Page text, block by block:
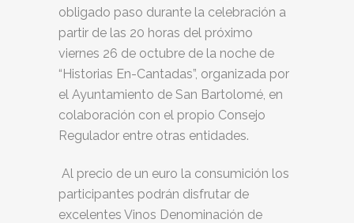
obligado paso durante la celebración a
partir de las 20 horas del próximo
viernes 26 de octubre de la noche de
“Historias En-Cantadas”, organizada por
el Ayuntamiento de San Bartolomé, en
colaboración con el propio Consejo
Regulador entre otras entidades.
Al precio de un euro la consumición los
participantes podrán disfrutar de
excelentes Vinos Denominación de